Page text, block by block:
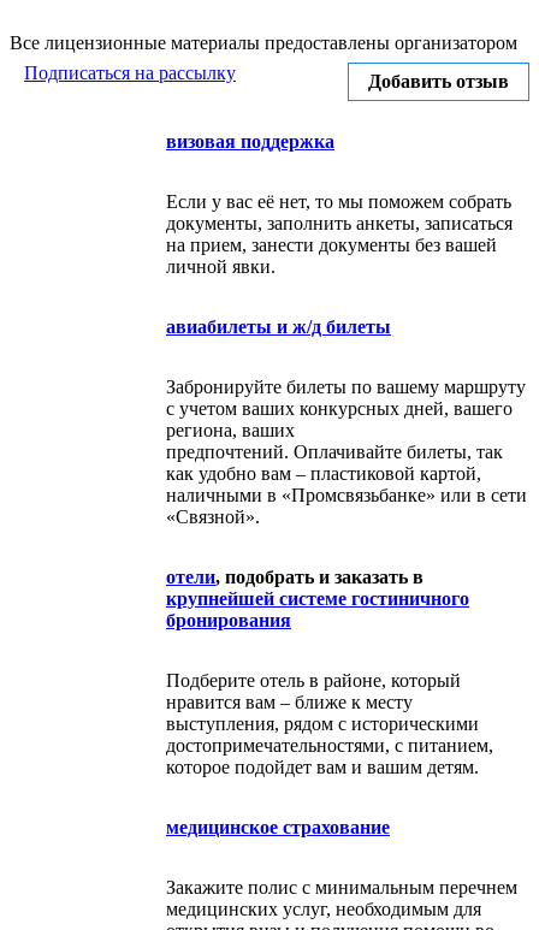
Все лицензионные материалы предоставлены организатором
Добавить отзыв
Подписаться на рассылку
визовая поддержка
Если у вас её нет, то мы поможем собрать
документы, заполнить анкеты, записаться
на прием, занести документы без вашей
личной явки.
авиабилеты и ж/д билеты
Забронируйте билеты по вашему маршруту
с учетом ваших конкурсных дней, вашего
региона, ваших
предпочтений. Оплачивайте билеты, так
как удобно вам – пластиковой картой,
наличными в «Промсвязьбанке» или в сети
«Связной».
отели, подобрать и заказать в
крупнейшей системе гостиничного
бронирования
Подберите отель в районе, который
нравится вам – ближе к месту
выступления, рядом с историческими
достопримечательностями, с питанием,
которое подойдет вам и вашим детям.
медицинское страхование
Закажите полис с минимальным перечнем
медицинских услуг, необходимым для